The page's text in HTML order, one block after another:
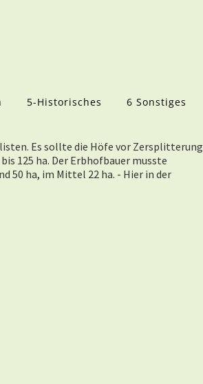
5-Historisches 6 Sonstiges
Es sollte die Höfe vor Zersplitterung
125 ha. Der Erbhofbauer musste
50 ha, im Mittel 22 ha. - Hier in der